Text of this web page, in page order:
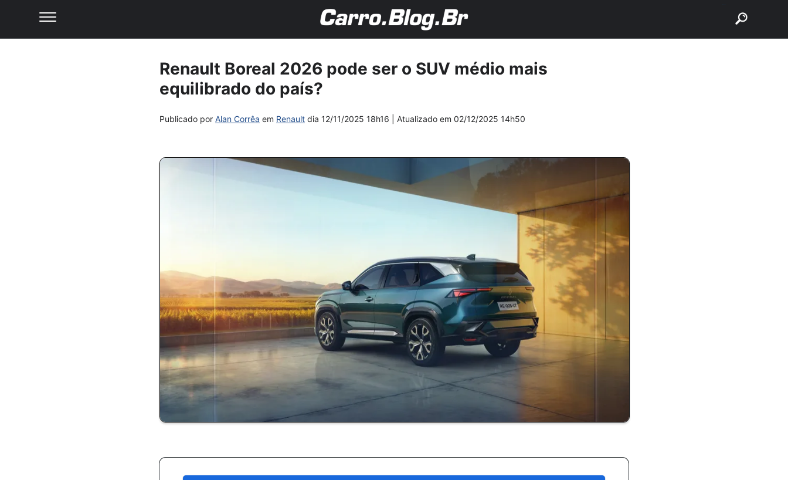
Renault Boreal 2026 pode ser o SUV médio mais
equilibrado do país?
Publicado por Alan Corrêa em Renault dia 12/11/2025 18h16 | Atualizado em 02/12/2025 14h50